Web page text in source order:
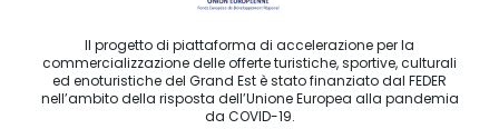
Il progetto di piattaforma di accelerazione per la
commercializzazione delle offerte turistiche, sportive, culturali
ed enoturistiche del Grand Est è stato finanziato dal FEDER
nell’ambito della risposta dell’Unione Europea alla pandemia
da COVID-19.